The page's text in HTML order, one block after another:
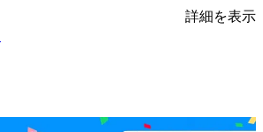
詳細を表示